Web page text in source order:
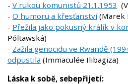
- V rukou komunistů 21.1.1953
- O humoru a křesťanství(Marek
- Přežila jako pokusný králík v
Póltawská)
- Zažila genocidu ve Rwandě
odpustila (Immaculée Ilibagiza)
Láska k sobě, sebepřijetí: